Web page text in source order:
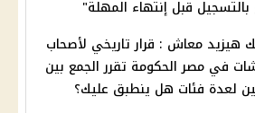
قبل إنتهاء المهلة"
هيزيد معاش : قرار تاريخي لأصحاب
في مصر الحكومة تقرر الجمع بين
لعدة فئات هل ينطبق عليك؟